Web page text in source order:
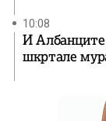
10:08
И
шкртале